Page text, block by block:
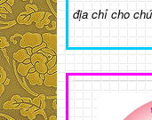
địa chỉ cho